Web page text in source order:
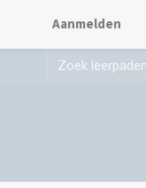
Aanmelden